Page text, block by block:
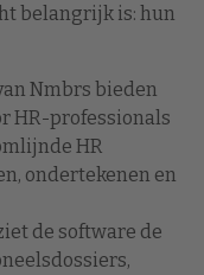
belangrijk is: hun
Nmbrs bieden
HR-professionals
HR
ondertekenen en
de software de